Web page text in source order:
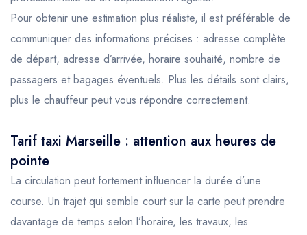
Pour obtenir une estimation plus réaliste, il est préférable de
communiquer des informations précises : adresse complète
de départ, adresse d’arrivée, horaire souhaité, nombre de
passagers et bagages éventuels. Plus les détails sont clairs,
plus le chauffeur peut vous répondre correctement.
Tarif taxi Marseille : attention aux heures de
pointe
La circulation peut fortement influencer la durée d’une
course. Un trajet qui semble court sur la carte peut prendre
davantage de temps selon l’horaire, les travaux, les